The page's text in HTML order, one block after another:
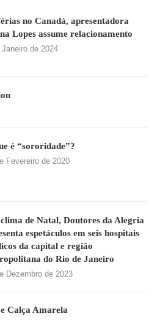
no Canadá, apresentadora
Lopes assume relacionamento
de 2024
é “sororidade”?
Fevereiro de 2020
de Natal, Doutores da Alegria
espetáculos em seis hospitais
da capital e região
do Rio de Janeiro
Dezembro de 2023
Calça Amarela